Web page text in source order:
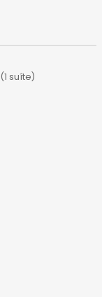
(1 suíte)